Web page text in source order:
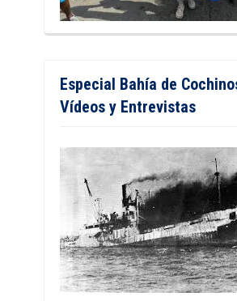
Especial Bahía de
Vídeos y Entrevistas